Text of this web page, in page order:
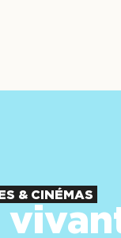
& CINÉMAS